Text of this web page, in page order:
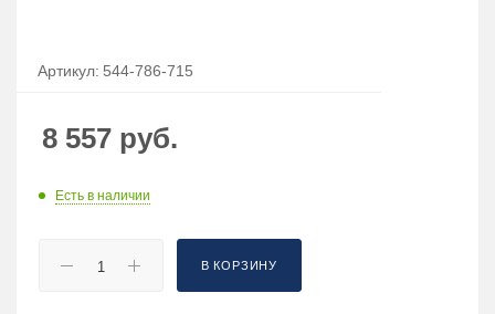
Артикул: 544-786-715
8 557 руб.
Есть в наличии
В КОРЗИНУ